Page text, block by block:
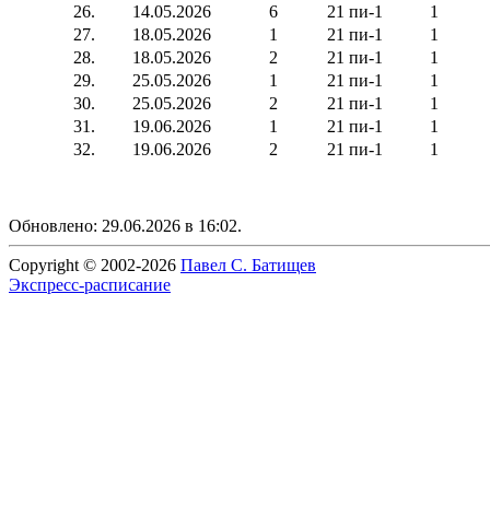
26.
14.05.2026 6 21 пи-1
1
27.
18.05.2026 1 21 пи-1
1
28.
18.05.2026 2 21 пи-1
1
29.
25.05.2026 1 21 пи-1
1
30.
25.05.2026 2 21 пи-1
1
31.
19.06.2026 1 21 пи-1
1
32.
19.06.2026 2 21 пи-1 1
Обновлено: 29.06.2026 в 16:02.
Copyright © 2002-2026 Павел С. Батищев
Экспресс-расписание